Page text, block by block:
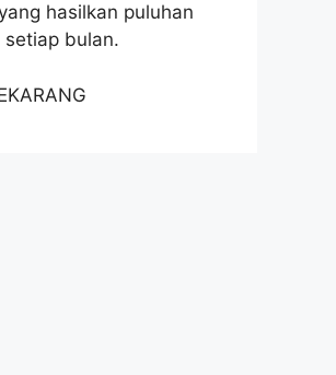
hasilkan puluhan
setiap bulan.